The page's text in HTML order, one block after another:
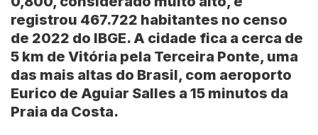
registrou 467.722 habitantes no censo
de 2022 do IBGE. A cidade fica a cerca de
5 km de Vitória pela Terceira Ponte, uma
das mais altas do Brasil, com aeroporto
Eurico de Aguiar Salles a 15 minutos da
Praia da Costa.